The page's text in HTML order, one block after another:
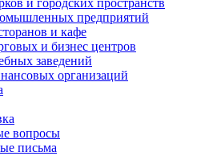
и городских пространств
предприятий
и кафе
и бизнес центров
заведений
организаций
вопросы
письма